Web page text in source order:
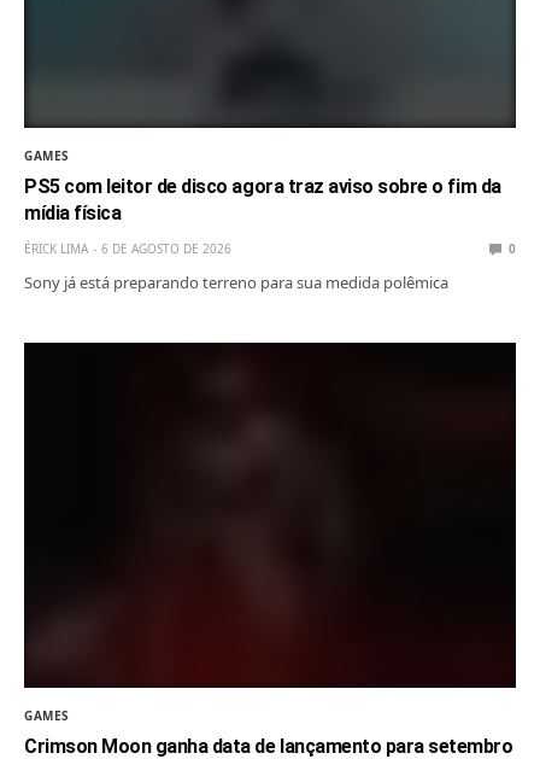
GAMES
PS5 com leitor de disco agora traz aviso sobre o fim da
mídia física
ÉRICK LIMA 6 DE AGOSTO DE 2026 0
Sony já está preparando terreno para sua medida polêmica
GAMES
Crimson Moon ganha data de lançamento para setembro